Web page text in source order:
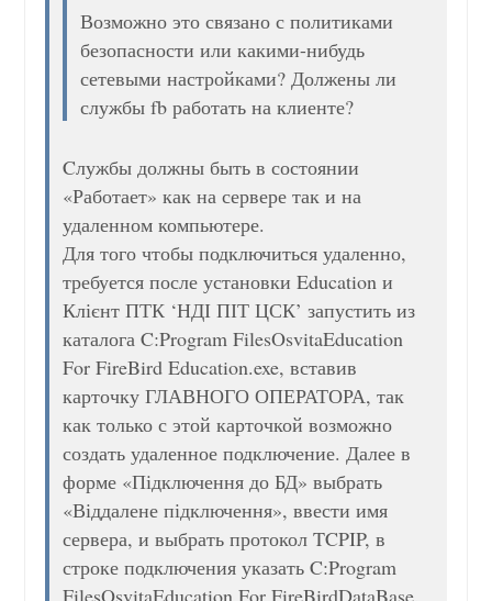
Возможно это связано с политиками
безопасности или какими-нибудь
сетевыми настройками? Должены ли
службы fb работать на клиенте?
Cлужбы должны быть в состоянии
«Работает» как на сервере так и на
удаленном компьютере.
Для того чтобы подключиться удаленно,
требуется после установки Education и
Клієнт ПТК ‘НДІ ПІТ ЦСК’ запустить из
каталога C:Program FilesOsvitaEducation
For FireBird Education.exe, вставив
карточку ГЛАВНОГО ОПЕРАТОРА, так
как только с этой карточкой возможно
создать удаленное подключение. Далее в
форме «Підключення до БД» выбрать
«Віддалене підключення», ввести имя
сервера, и выбрать протокол TCPIP, в
строке подключения указать C:Program
FilesOsvitaEducation For FireBirdDataBase.